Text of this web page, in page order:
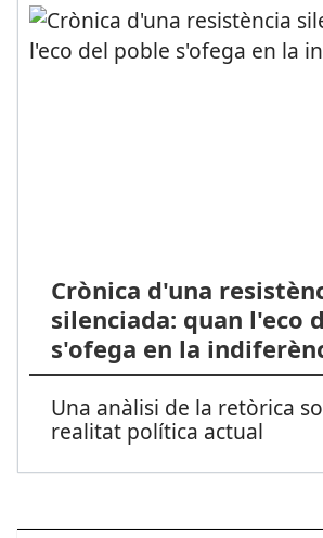
Crònica d'una
silenciada: quan l'eco
s'ofega en la
Una anàlisi de la retòrica
realitat política actual